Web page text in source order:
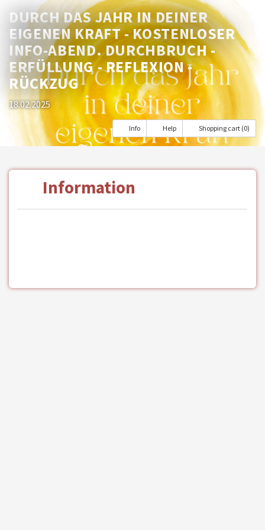
DURCH DAS JAHR IN DEINER
EIGENEN KRAFT - KOSTENLOSER
INFO-ABEND. DURCHBRUCH -
ERFÜLLUNG - REFLEXION -
RÜCKZUG
18.02.2025
Info Help Shopping cart (0)
Information